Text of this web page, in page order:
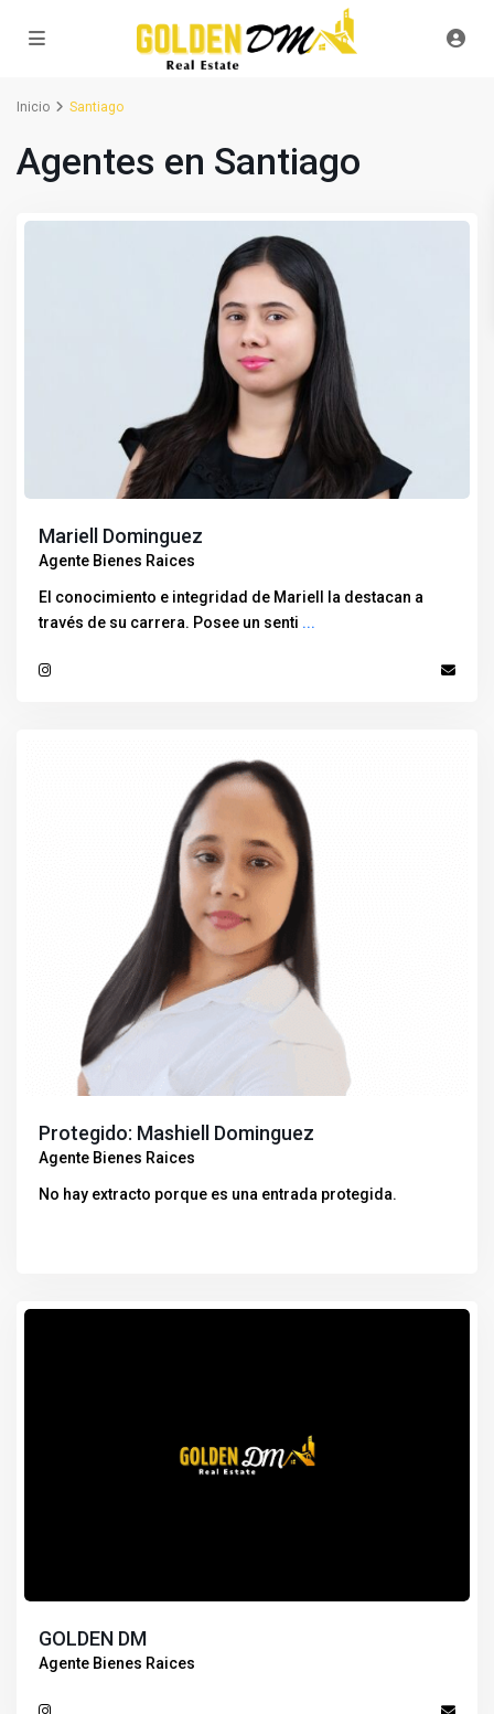
Inicio Santiago
Agentes en Santiago
Mariell Dominguez
Agente Bienes Raices
El conocimiento e integridad de Mariell la destacan a
través de su carrera. Posee un senti ...
Protegido: Mashiell Dominguez
Agente Bienes Raices
No hay extracto porque es una entrada protegida.
GOLDEN DM
Agente Bienes Raices